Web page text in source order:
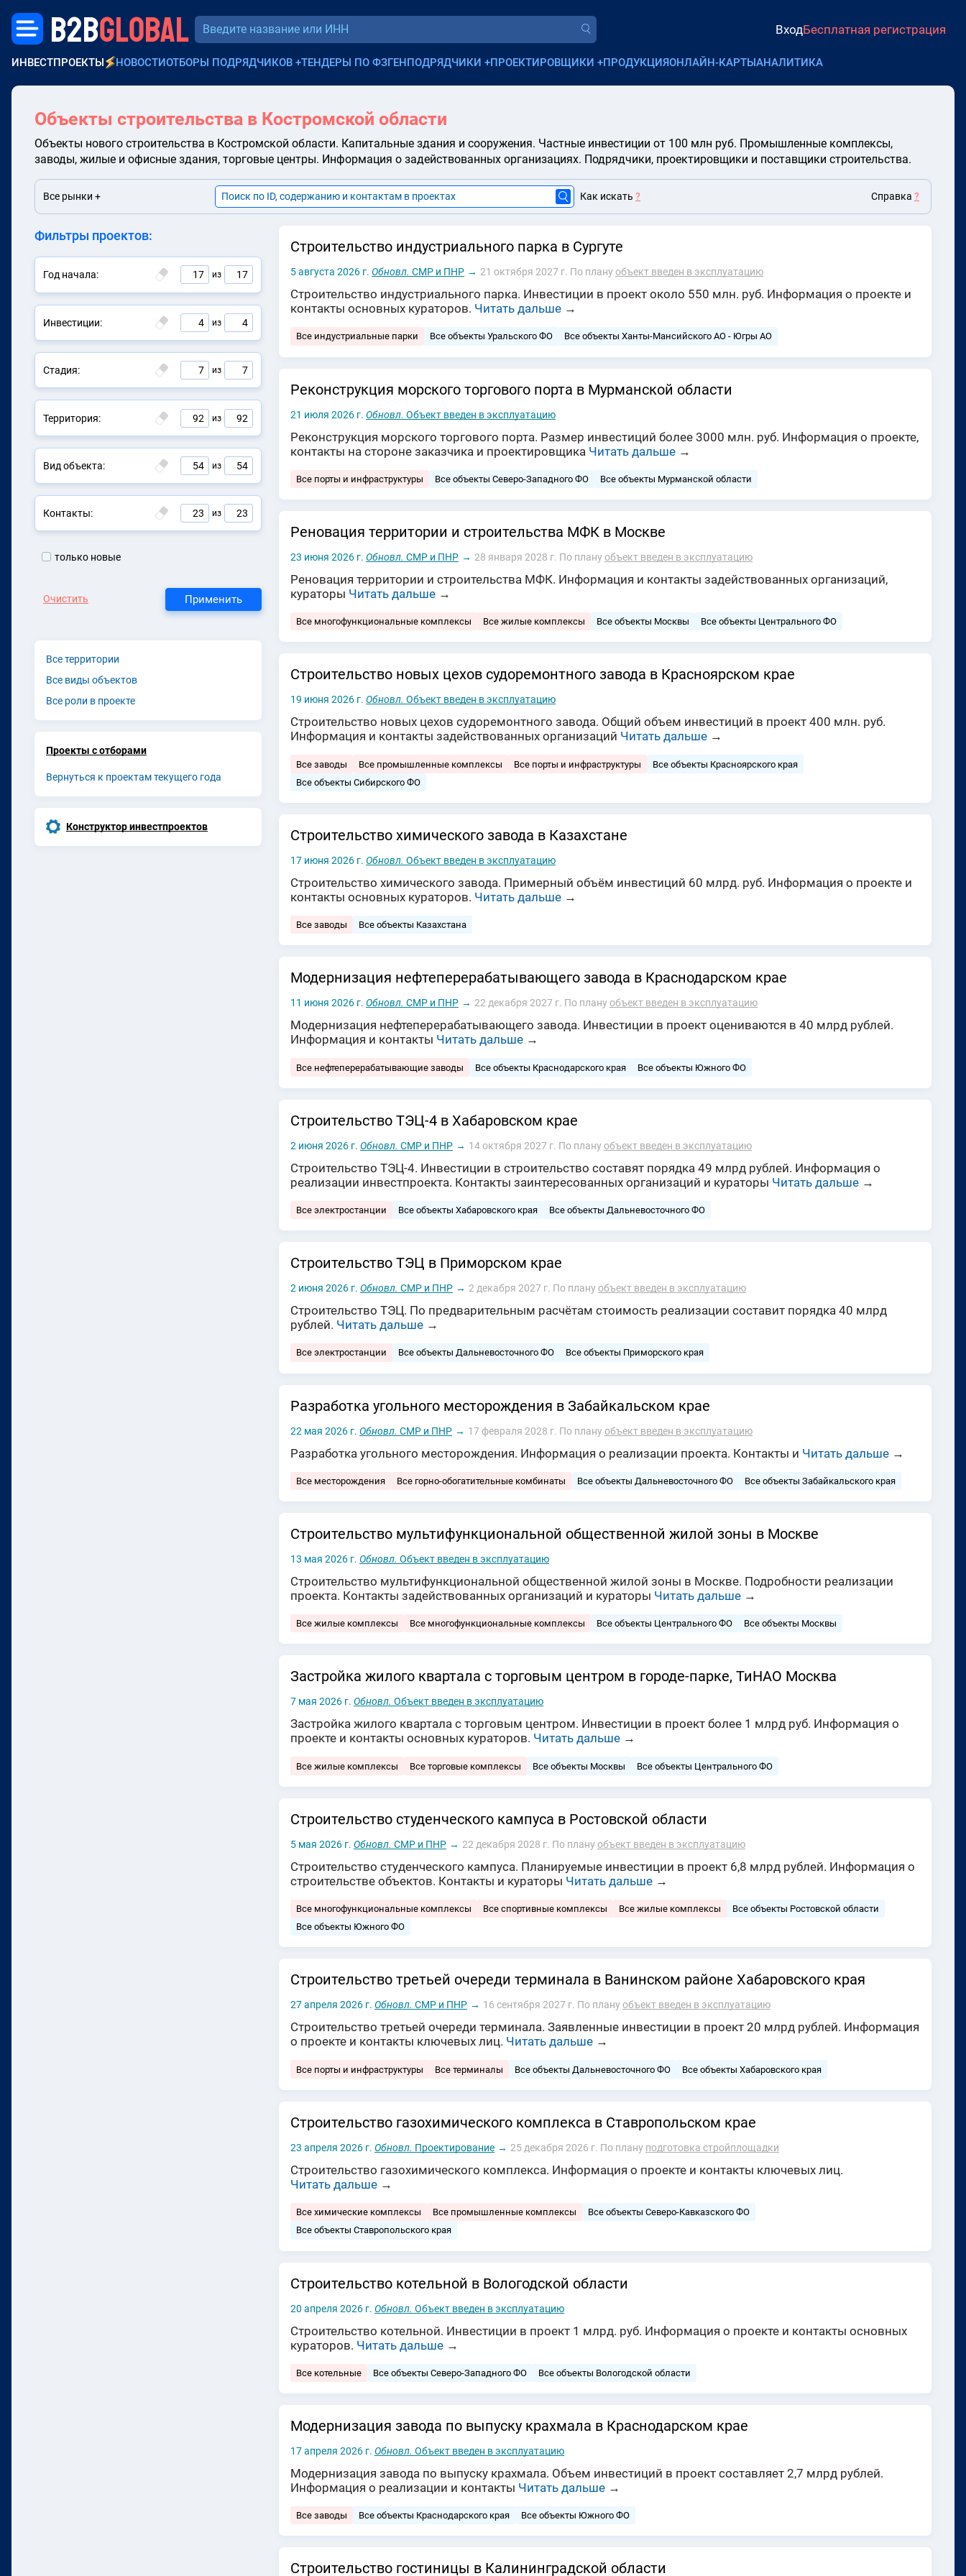
B2BGLOBAL ВходБесплатная регистрация
ИНВЕСТПРОЕКТЫ НОВОСТИОТБОРЫ ПОДРЯДЧИКОВ +ТЕНДЕРЫ ПО ФЗГЕНПОДРЯДЧИКИ +ПРОЕКТИРОВЩИКИ +ПРОДУКЦИЯОНЛАЙН-КАРТЫАНАЛИТИКА
Объекты строительства в Костромской области
Объекты нового строительства в Костромской области. Капитальные здания и сооружения. Частные инвестиции от 100 млн руб. Промышленные комплексы,
заводы, жилые и офисные здания, торговые центры. Информация о задействованных организациях. Подрядчики, проектировщики и поставщики строительства.
Все рынки + Как искать ? Справка ?
Фильтры проектов:
Год начала: 17 из 17
Инвестиции: 4 из 4
Стадия: 7 из 7
Территория: 92 из 92
Вид объекта: 54 из 54
Контакты: 23 из 23
только новые
Очистить Применить
Все территории
Все виды объектов
Все роли в проекте
Проекты с отборами
Вернуться к проектам текущего года
Конструктор инвестпроектов
Строительство индустриального парка в Сургуте
5 августа 2026 г. Обновл. СМР и ПНР → 21 октября 2027 г. По плануобъект введен в эксплуатацию
Строительство индустриального парка. Инвестиции в проект около 550 млн. руб. Информация о проекте и
контакты основных кураторов. Читать дальше →
Все индустриальные парки Все объекты Уральского ФО Все объекты Ханты-Мансийского АО - Югры АО
Реконструкция морского торгового порта в Мурманской области
21 июля 2026 г. Обновл. Объект введен в эксплуатацию
Реконструкция морского торгового порта. Размер инвестиций более 3000 млн. руб. Информация о проекте,
контакты на стороне заказчика и проектировщика Читать дальше →
Все порты и инфраструктуры Все объекты Северо-Западного ФО Все объекты Мурманской области
Реновация территории и строительства МФК в Москве
23 июня 2026 г. Обновл. СМР и ПНР → 28 января 2028 г. По плануобъект введен в эксплуатацию
Реновация территории и строительства МФК. Информация и контакты задействованных организаций,
кураторы Читать дальше →
Все многофункциональные комплексы Все жилые комплексы Все объекты Москвы Все объекты Центрального ФО
Строительство новых цехов судоремонтного завода в Красноярском крае
19 июня 2026 г. Обновл. Объект введен в эксплуатацию
Строительство новых цехов судоремонтного завода. Общий объем инвестиций в проект 400 млн. руб.
Информация и контакты задействованных организаций Читать дальше →
Все заводы Все промышленные комплексы Все порты и инфраструктуры
Все объекты Красноярского края
Все объекты Сибирского ФО
Cтроительство химического завода в Казахстане
17 июня 2026 г. Обновл. Объект введен в эксплуатацию
Строительство химического завода. Примерный объём инвестиций 60 млрд. руб. Информация о проекте и
контакты основных кураторов. Читать дальше →
Все заводы Все объекты Казахстана
Модернизация нефтеперерабатывающего завода в Краснодарском крае
11 июня 2026 г. Обновл. СМР и ПНР → 22 декабря 2027 г. По плануобъект введен в эксплуатацию
Модернизация нефтеперерабатывающего завода. Инвестиции в проект оцениваются в 40 млрд рублей.
Информация и контакты Читать дальше →
Все нефтеперерабатывающие заводы Все объекты Краснодарского края Все объекты Южного ФО
Строительство ТЭЦ-4 в Хабаровском крае
2 июня 2026 г. Обновл. СМР и ПНР → 14 октября 2027 г. По плануобъект введен в эксплуатацию
Строительство ТЭЦ-4. Инвестиции в строительство составят порядка 49 млрд рублей. Информация о
реализации инвестпроекта. Контакты заинтересованных организаций и кураторы Читать дальше →
Все электростанции Все объекты Хабаровского края Все объекты Дальневосточного ФО
Строительство ТЭЦ в Приморском крае
2 июня 2026 г. Обновл. СМР и ПНР → 2 декабря 2027 г. По плануобъект введен в эксплуатацию
Строительство ТЭЦ. По предварительным расчётам стоимость реализации составит порядка 40 млрд
рублей. Читать дальше →
Все электростанции Все объекты Дальневосточного ФО Все объекты Приморского края
Разработка угольного месторождения в Забайкальском крае
22 мая 2026 г. Обновл. СМР и ПНР → 17 февраля 2028 г. По плануобъект введен в эксплуатацию
Разработка угольного месторождения. Информация о реализации проекта. Контакты и Читать дальше →
Все месторождения Все горно-обогатительные комбинаты Все объекты Дальневосточного ФО Все объекты Забайкальского края
Строительство мультифункциональной общественной жилой зоны в Москве
13 мая 2026 г. Обновл. Объект введен в эксплуатацию
Строительство мультифункциональной общественной жилой зоны в Москве. Подробности реализации
проекта. Контакты задействованных организаций и кураторы Читать дальше →
Все жилые комплексы Все многофункциональные комплексы Все объекты Центрального ФО Все объекты Москвы
Застройка жилого квартала с торговым центром в городе-парке, ТиНАО Москва
7 мая 2026 г. Обновл. Объект введен в эксплуатацию
Застройка жилого квартала с торговым центром. Инвестиции в проект более 1 млрд руб. Информация о
проекте и контакты основных кураторов. Читать дальше →
Все жилые комплексы Все торговые комплексы Все объекты Москвы Все объекты Центрального ФО
Строительство студенческого кампуса в Ростовской области
5 мая 2026 г. Обновл. СМР и ПНР → 22 декабря 2028 г. По плануобъект введен в эксплуатацию
Строительство студенческого кампуса. Планируемые инвестиции в проект 6,8 млрд рублей. Информация о
строительстве объектов. Контакты и кураторы Читать дальше →
Все многофункциональные комплексы Все спортивные комплексы Все жилые комплексы
Все объекты Ростовской области
Все объекты Южного ФО
Строительство третьей очереди терминала в Ванинском районе Хабаровского края
27 апреля 2026 г. Обновл. СМР и ПНР → 16 сентября 2027 г. По плануобъект введен в эксплуатацию
Строительство третьей очереди терминала. Заявленные инвестиции в проект 20 млрд рублей. Информация
о проекте и контакты ключевых лиц. Читать дальше →
Все порты и инфраструктуры Все терминалы Все объекты Дальневосточного ФО Все объекты Хабаровского края
Cтроительство газохимического комплекса в Ставропольском крае
23 апреля 2026 г. Обновл. Проектирование → 25 декабря 2026 г. По плану подготовка стройплощадки
Cтроительство газохимического комплекса. Информация о проекте и контакты ключевых лиц.
Читать дальше →
Все химические комплексы Все промышленные комплексы
Все объекты Северо-Кавказского ФО
Все объекты Ставропольского края
Строительство котельной в Вологодской области
20 апреля 2026 г. Обновл. Объект введен в эксплуатацию
Строительство котельной. Инвестиции в проект 1 млрд. руб. Информация о проекте и контакты основных
кураторов. Читать дальше →
Все котельные Все объекты Северо-Западного ФО Все объекты Вологодской области
Модернизация завода по выпуску крахмала в Краснодарском крае
17 апреля 2026 г. Обновл. Объект введен в эксплуатацию
Модернизация завода по выпуску крахмала. Объем инвестиций в проект составляет 2,7 млрд рублей.
Информация о реализации и контакты Читать дальше →
Все заводы Все объекты Краснодарского края Все объекты Южного ФО
Строительство гостиницы в Калининградской области